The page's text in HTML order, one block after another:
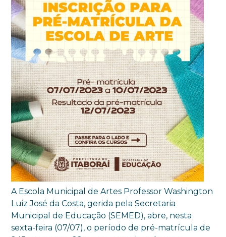
A Escola Municipal de Artes Professor Washington
Luiz José da Costa, gerida pela Secretaria
Municipal de Educação (SEMED), abre, nesta
sexta-feira (07/07), o período de pré-matrícula de